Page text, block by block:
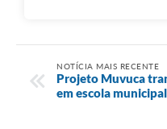
NOTÍCIA MAIS RECENTE
Projeto Muvuca
em escola